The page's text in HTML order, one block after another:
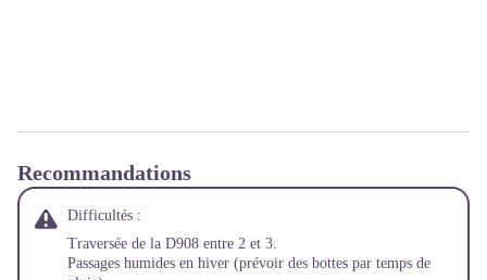
Recommandations
Difficultés :
Traversée de la D908 entre 2 et 3.
Passages humides en hiver (prévoir des bottes par temps de